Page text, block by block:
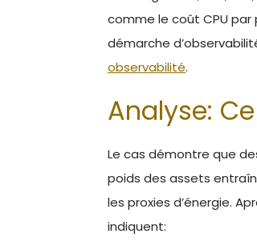
comme le coût CPU
démarche
observabilité.
Analyse:
Le cas démontre que
poids des assets
les proxies d’énergie.
indiquent: